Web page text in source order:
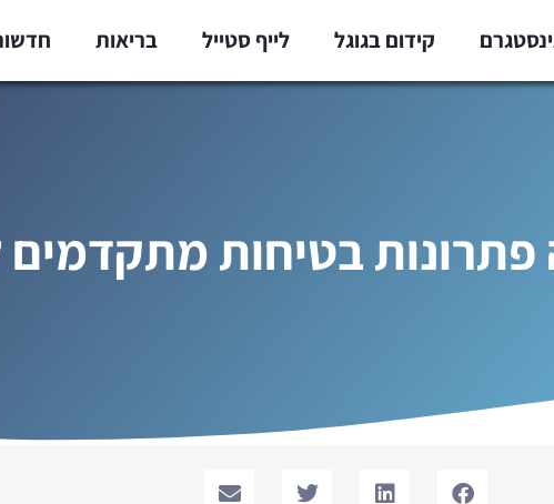
קידום בגוגל לייף סטייל בריאות
פתרונות בטיחות